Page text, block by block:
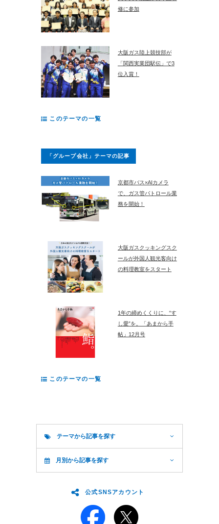
修に参加
大阪ガス陸上競技部が
「関西実業団駅伝」で3
位入賞！
このテーマの一覧
「グループ会社」テーマの記事
京都市バス×AIカメラ
で、ガス管パトロール業
務を開始！
大阪ガスクッキングスク
ールが外国人観光客向け
の料理教室をスタート
1年の締めくくりに、“す
し愛”を。「あまから手
帖」12月号
このテーマの一覧
テーマから記事を探す
月別から記事を探す
公式SNSアカウント